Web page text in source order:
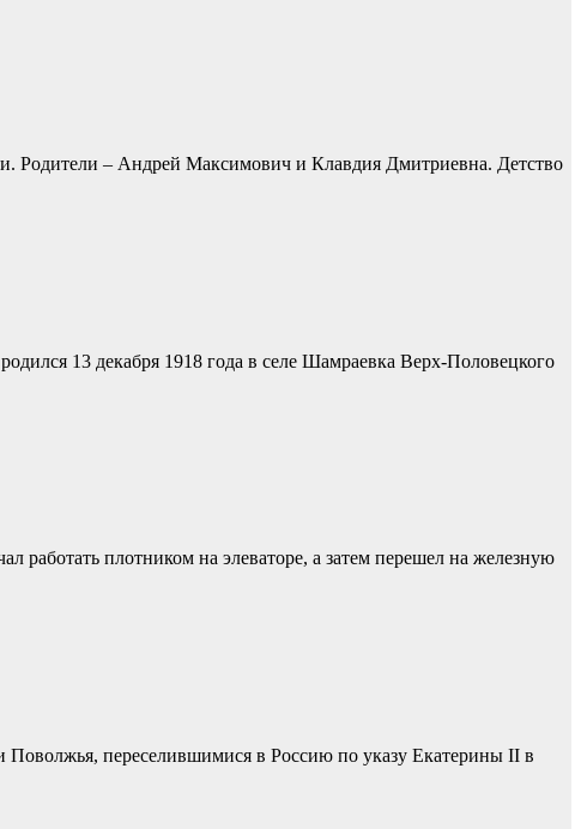
Родители – Андрей Максимович и Клавдия Дмитриевна. Детство
13 декабря 1918 года в селе Шамраевка Верх-Половецкого
работать плотником на элеваторе, а затем перешел на железную
Поволжья, переселившимися в Россию по указу Екатерины II в